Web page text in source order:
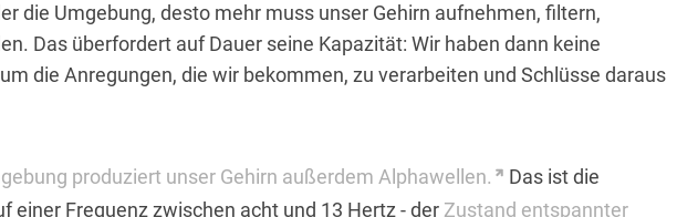
die Umgebung, desto mehr muss unser Gehirn aufnehmen, filtern,
Das überfordert auf Dauer seine Kapazität: Wir haben dann keine
die Anregungen, die wir bekommen, zu verarbeiten und Schlüsse daraus
produziert unser Gehirn außerdem Alphawellen.
Das ist die
einer Frequenz zwischen acht und 13 Hertz - der Zustand entspannter